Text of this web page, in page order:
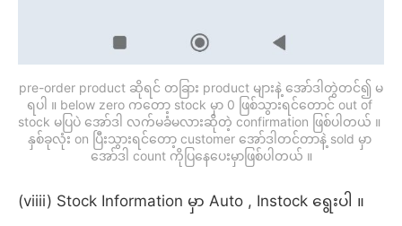
pre-order product ဆိုရင် တခြား product များနဲ့ အော်ဒါတွဲတင်၍ မ
ရပါ ။ below zero ကတော့ stock မှာ 0 ဖြစ်သွားရင်တောင် out of
stock မပြပဲ အော်ဒါ လက်မခံမလားဆိုတဲ့ confirmation ဖြစ်ပါတယ် ။
နှစ်ခုလုံး on ပြီးသွားရင်တော့ customer အော်ဒါတင်တာနဲ့ sold မှာ
အော်ဒါ count ကိုပြနေပေးမှာဖြစ်ပါတယ် ။
(viiii) Stock Information မှာ Auto , Instock ရွေးပါ ။